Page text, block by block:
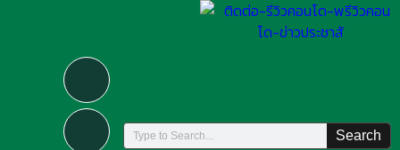
Search